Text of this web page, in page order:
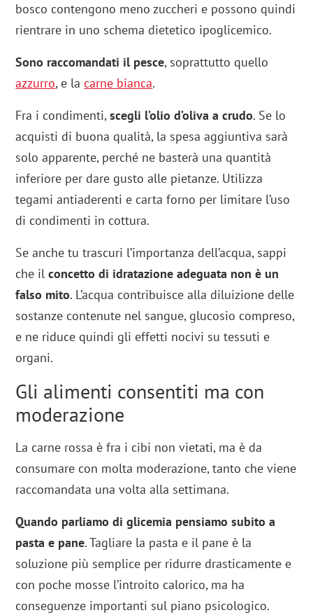
bosco contengono meno zuccheri e possono quindi
rientrare in uno schema dietetico ipoglicemico.
Sono raccomandati il pesce, soprattutto quello
azzurro, e lacarne bianca.
Fra i condimenti,scegli l’olio d’oliva a crudo. Se lo
acquisti di buona qualità, la spesa aggiuntiva sarà
solo apparente, perché ne basterà una quantità
inferiore per dare gusto alle pietanze. Utilizza
tegami antiaderenti e carta forno per limitare l’uso
di condimenti in cottura.
Se anche tu trascuri l’importanza dell’acqua, sappi
che ilconcetto di idratazione adeguata non è un
falso mito. L’acqua contribuisce alla diluizione delle
sostanze contenute nel sangue, glucosio compreso,
e ne riduce quindi gli effetti nocivi su tessuti e
organi.
Gli alimenti consentiti ma con
moderazione
​La carne rossa è fra i cibi non vietati, ma è da
consumare con molta moderazione, tanto che viene
raccomandata una volta alla settimana.
Quando parliamo di glicemia pensiamo subito a
pasta e pane. Tagliare la pasta e il pane è la
soluzione più semplice per ridurre drasticamente e
con poche mosse l’introito calorico, ma ha
conseguenze importanti sul piano psicologico.